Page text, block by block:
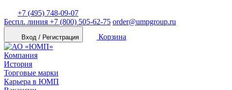
+7 (495) 748-09-07
Беспл. линия +7 (800) 505-62-75 order@umpgroup.ru
Вход / Регистрация Корзина
Компания
История
Торговые марки
Карьера в ЮМП